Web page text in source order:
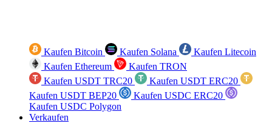
Kaufen Bitcoin Kaufen Solana
Kaufen Litecoin
Kaufen Ethereum
Kaufen TRON
Kaufen USDT TRC20
Kaufen USDT ERC20
Kaufen USDT BEP20
Kaufen USDC ERC20
Kaufen USDC Polygon
Verkaufen